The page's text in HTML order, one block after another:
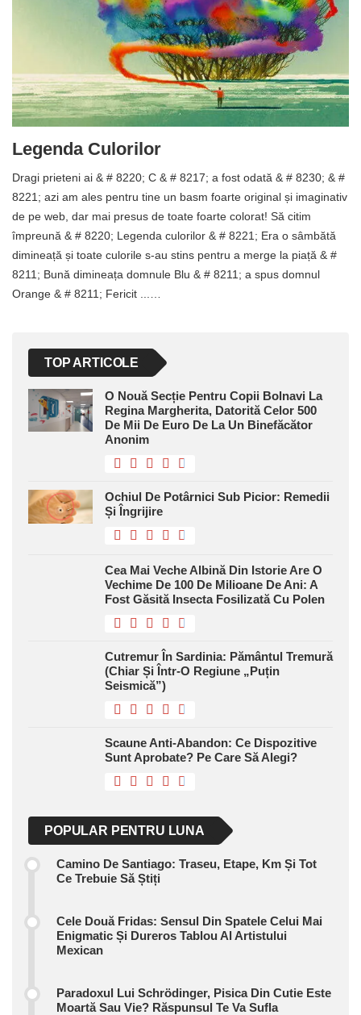
Legenda Culorilor
Dragi prieteni ai & # 8220; C & # 8217; a fost odată & # 8230; & #
8221; azi am ales pentru tine un basm foarte original și imaginativ
de pe web, dar mai presus de toate foarte colorat! Să citim
împreună & # 8220; Legenda culorilor & # 8221; Era o sâmbătă
dimineață și toate culorile s-au stins pentru a merge la piață & #
8211; Bună dimineața domnule Blu & # 8211; a spus domnul
Orange & # 8211; Fericit ...…
TOP ARTICOLE
O Nouă Secție Pentru Copii Bolnavi La
Regina Margherita, Datorită Celor 500
De Mii De Euro De La Un Binefăcător
Anonim
Ochiul De Potârnici Sub Picior: Remedii
Și Îngrijire
Cea Mai Veche Albină Din Istorie Are O
Vechime De 100 De Milioane De Ani: A
Fost Găsită Insecta Fosilizată Cu Polen
Cutremur În Sardinia: Pământul Tremură
(chiar Și Într-O Regiune „puțin
Seismică”)
Scaune Anti-Abandon: Ce Dispozitive
Sunt Aprobate? Pe Care Să Alegi?
POPULAR PENTRU LUNA
Camino De Santiago: Traseu, Etape, Km Și Tot
Ce Trebuie Să Știți
Cele Două Fridas: Sensul Din Spatele Celui Mai
Enigmatic Și Dureros Tablou Al Artistului
Mexican
Paradoxul Lui Schrödinger, Pisica Din Cutie Este
Moartă Sau Vie? Răspunsul Te Va Sufla